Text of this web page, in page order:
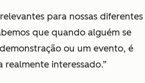
relevantes para nossas diferentes
que quando alguém se
ou um evento, é
realmente interessado.”